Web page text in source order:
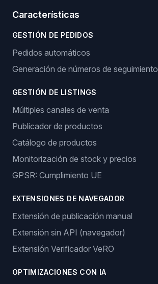
Características
GESTIÓN DE PEDIDOS
Pedidos automáticos
Generación de números de seguimiento
GESTIÓN DE LISTINGS
Múltiples canales de venta
Publicador de productos
Catálogo de productos
Monitorización de stock y precios
GPSR: Cumplimiento UE
EXTENSIONES DE NAVEGADOR
Extensión de publicación manual
Extensión sin API (navegador)
Extensión Verificador VeRO
OPTIMIZACIONES CON IA